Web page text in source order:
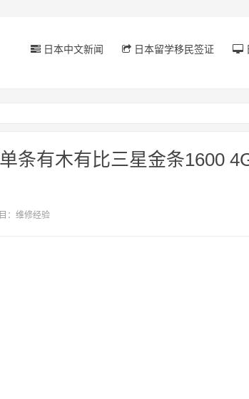
日本中文新闻 日本留学移民签证
条有木有比三星金条1600
：维修经验